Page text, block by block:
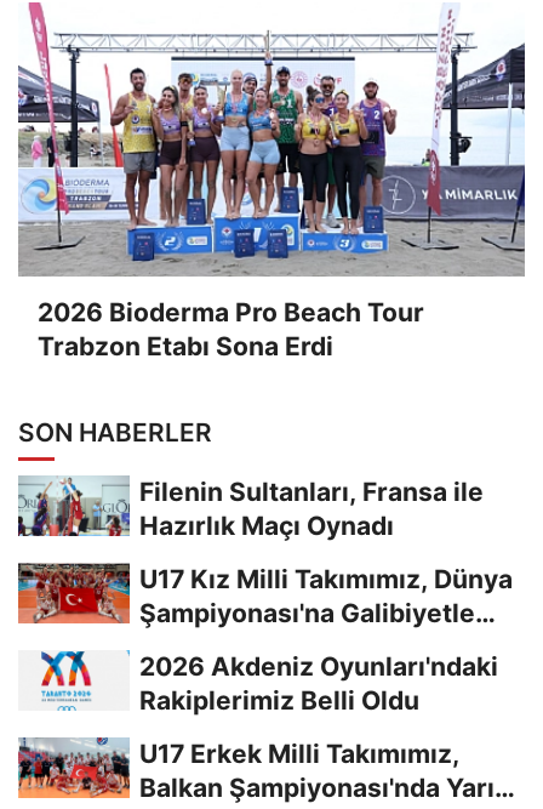
2026 Bioderma Pro Beach Tour
Trabzon Etabı Sona Erdi
SON HABERLER
Filenin Sultanları, Fransa ile
Hazırlık Maçı Oynadı
U17 Kız Milli Takımımız, Dünya
Şampiyonası'na Galibiyetle
2026 Akdeniz Oyunları'ndaki
Rakiplerimiz Belli Oldu
U17 Erkek Milli Takımımız,
Balkan Şampiyonası'nda Yarı